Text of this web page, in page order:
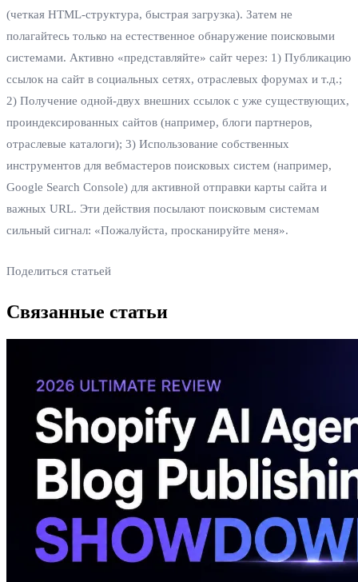
(четкая HTML-структура, быстрая загрузка). Затем не
полагайтесь только на естественное обнаружение поисковыми
системами. Активно «представляйте» сайт через: 1) Публикацию
ссылок на сайт в социальных сетях, отраслевых форумах и т.д.;
2) Получение одной-двух внешних ссылок с уже существующих,
проиндексированных сайтов (например, блоги партнеров,
отраслевые каталоги); 3) Использование собственных
инструментов для вебмастеров поисковых систем (например,
Google Search Console) для активной отправки карты сайта и
важных URL. Эти действия посылают поисковым системам
сильный сигнал: «Пожалуйста, просканируйте меня».
Поделиться статьей
Связанные статьи